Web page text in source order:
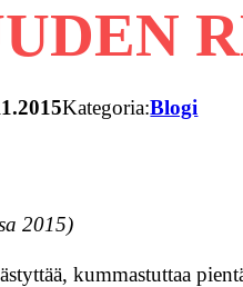
Kategoria:Blogi
2015)
kummastuttaa